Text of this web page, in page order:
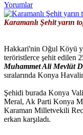
Yorumlar
Karamanlı Şehit yarın
Hakkari'nin Oğul Köyü
teröristlerce şehit edilen
Muhammet Ali Mevlüt
sıralarında Konya
Şehidi burada Konya
Meral, Ak Parti Konya
Karaman Milletvekili
erkan karşıladı.